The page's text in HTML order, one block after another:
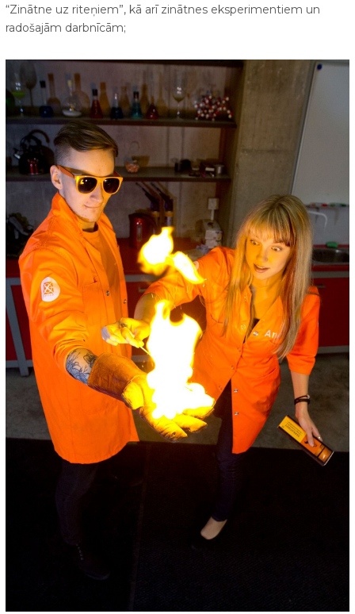
“Zinātne uz riteņiem”, kā arī zinātnes eksperimentiem un
radošajām darbnīcām;